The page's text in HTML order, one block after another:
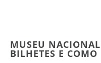
MUSEU
BILHETES E COMO